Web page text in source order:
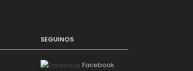
SEGUINOS
Facebook